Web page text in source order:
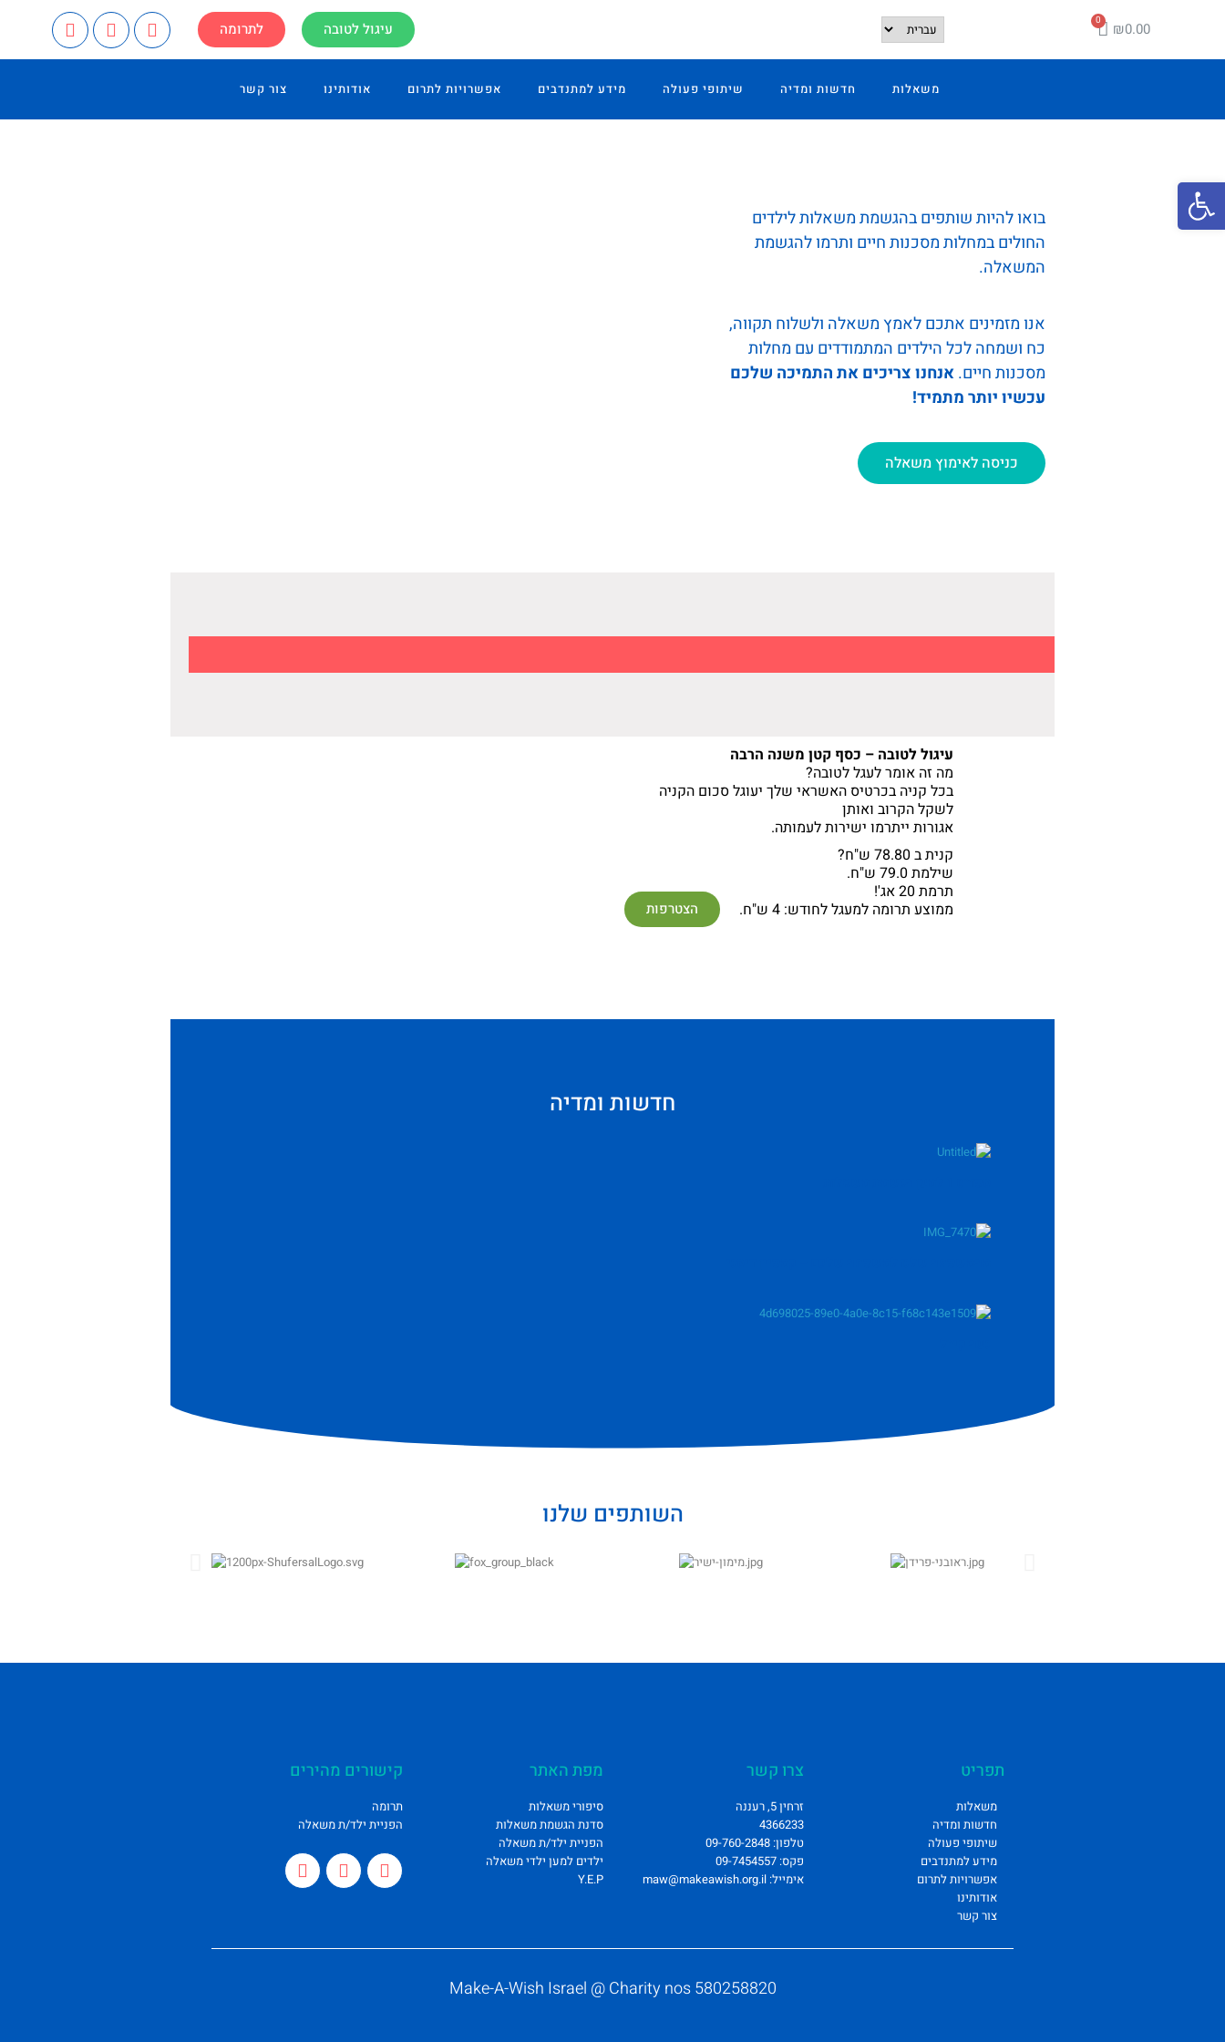
לתרומה עיגול לטובה ₪0.00
משאלות חדשות ומדיה שיתופי פעולה מידע למתנדבים אפשרויות לתרום אודותינו צור קשר
בואו להיות שותפים בהגשמת משאלות לילדים
החולים במחלות מסכנות חיים ותרמו להגשמת
המשאלה.
אנו מזמינים אתכם לאמץ משאלה ולשלוח תקווה,
כח ושמחה לכל הילדים המתמודדים עם מחלות
מסכנות חיים.אנחנו צריכים את התמיכה שלכם
עכשיו יותר מתמיד!
כניסה לאימוץ משאלה
עיגול לטובה – כסף קטן משנה הרבה
מה זה אומר לעגל לטובה?
בכל קניה בכרטיס האשראי שלך יעוגל סכום הקניה
לשקל הקרוב ואותן
אגורות ייתרמו ישירות לעמותה.
קנית ב 78.80 ש"ח?
שילמת 79.0 ש"ח.
תרמת 20 אג'!
ממוצע תרומה למעגל לחודש: 4 ש"ח.
הצטרפות
חדשות ומדיה
השותפים שלנו
קישורים מהירים
תרומה
הפניית ילד/ת משאלה
מפת האתר
סיפורי משאלות
סדנת הגשמת משאלות
הפניית ילד/ת משאלה
ילדים למען ילדי משאלה
Y.E.P
צרו קשר
זרחין 5, רעננה
4366233
טלפון: 09-760-2848
פקס: 09-7454557
אימייל: maw@makeawish.org.il
תפריט
משאלות
חדשות ומדיה
שיתופי פעולה
מידע למתנדבים
אפשרויות לתרום
אודותינו
צור קשר
Make-A-Wish Israel @ Charity nos 580258820
פתח סרגל נגישות